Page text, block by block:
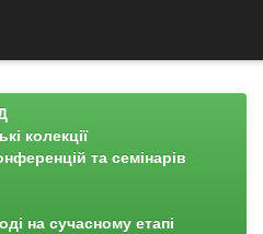
колекції
та семінарів
на сучасному етапі